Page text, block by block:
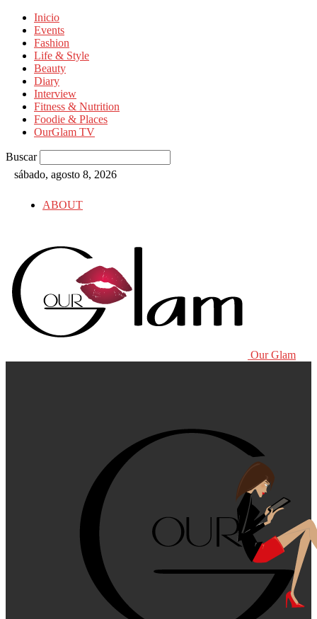
Inicio
Events
Fashion
Life & Style
Beauty
Diary
Interview
Fitness & Nutrition
Foodie & Places
OurGlam TV
Buscar
sábado, agosto 8, 2026
ABOUT
Our Glam